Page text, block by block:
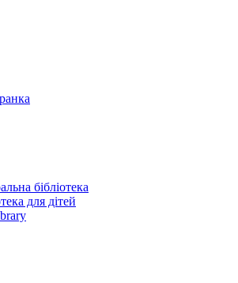
бібліотека
для дітей